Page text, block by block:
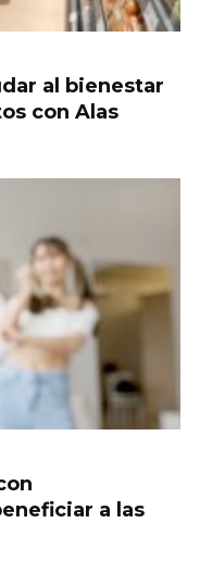
al bienestar
con Alas
a las